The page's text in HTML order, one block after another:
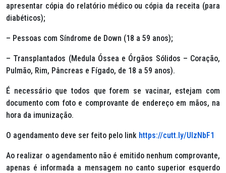
apresentar cópia do relatório médico ou cópia da receita (para
diabéticos);
– Pessoas com Síndrome de Down (18 a 59 anos);
– Transplantados (Medula Óssea e Órgãos Sólidos – Coração,
Pulmão, Rim, Pâncreas e Fígado, de 18 a 59 anos).
É necessário que todos que forem se vacinar, estejam com
documento com foto e comprovante de endereço em mãos, na
hora da imunização.
O agendamento deve ser feito pelo link https://cutt.ly/UlzNbF1
Ao realizar o agendamento não é emitido nenhum comprovante,
apenas é informada a mensagem no canto superior esquerdo